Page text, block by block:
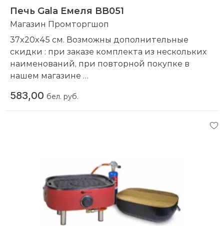
Печь Gala Емеля BB051
Магазин Промторгшоп
37x20x45 см. Возможны дополнительные
скидки : при заказе комплекта из нескольких
наименований, при повторной покупке в
нашем магазине
583,00 бел. руб.